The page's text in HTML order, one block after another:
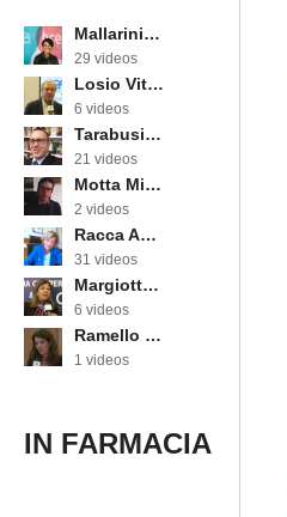
Mallarini Erika
29 videos
Losio Vittorino
6 videos
Tarabusi Marcello
21 videos
Motta Michele
2 videos
Racca Annarosa
31 videos
Margiotta Angela
6 videos
Ramello Cinzia
1 videos
IN FARMACIA